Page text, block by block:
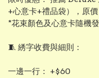
+心意卡+禮品袋），原
*花束顏色及心意卡隨機
​🧵 綉字收費與細則：
​一邊一行： +$60